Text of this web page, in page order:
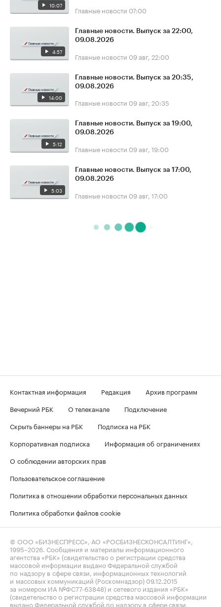
10:07 Главные новости 07:00
4:57
Главные новости. Выпуск за 22:00,
09.08.2026
Главные новости 09 авг, 22:00
14:00
Главные новости. Выпуск за 20:35,
09.08.2026
Главные новости 09 авг, 20:35
5:12
Главные новости. Выпуск за 19:00,
09.08.2026
Главные новости 09 авг, 19:00
5:03
Главные новости. Выпуск за 17:00,
09.08.2026
Главные новости 09 авг, 17:00
Контактная информация Редакция
Архив программ
Вечерний РБК
О телеканале
Подключение
Скрыть баннеры на РБК
Подписка на РБК
Корпоративная подписка
Информация об ограничениях
О соблюдении авторских прав
Пользовательское соглашение
Политика в отношении обработки персональных данных
Политика обработки файлов cookie
© ООО «БИЗНЕСПРЕСС», АО «РОСБИЗНЕСКОНСАЛТИНГ»,
1995–2026 . Сообщения и материалы информационного
агентства «РБК» (свидетельство о регистрации средства
массовой информации выдано Федеральной службой
по надзору в сфере связи, информационных технологий
и массовых коммуникаций (Роскомнадзор) 09.12.2015
за номером ИА №ФС77-63848) и сетевого издания «РБК»
(свидетельство о регистрации средства массовой информации
выдано Федеральной службой по надзору в сфере связи,